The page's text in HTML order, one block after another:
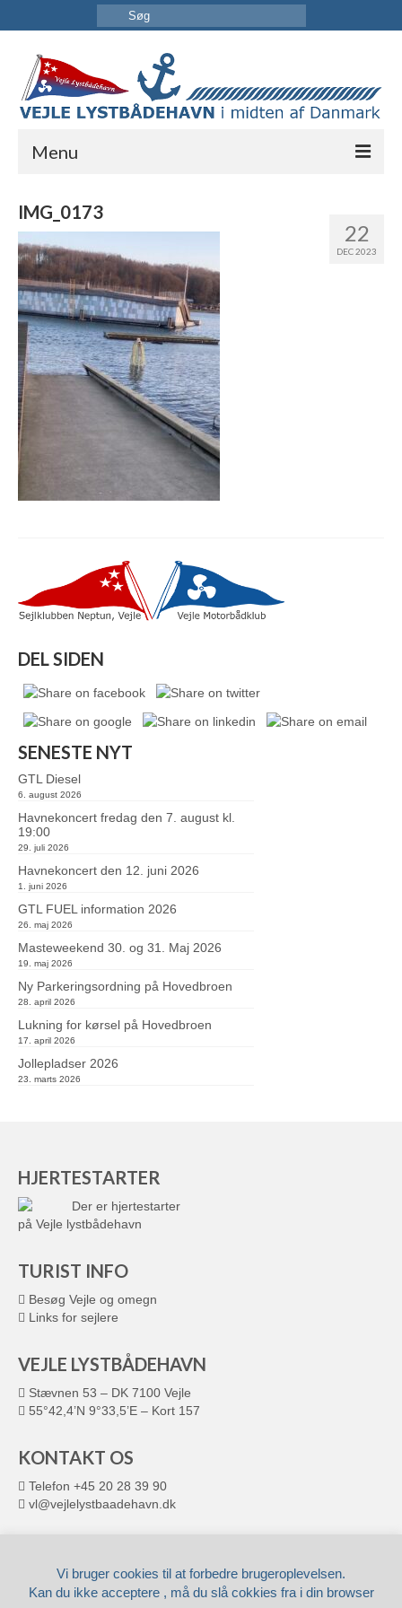
Menu
HAVNEN
INFORMATION
KONTAKT OS
22
DEC 2023
IMG_0173
DEL SIDEN
SENESTE NYT
GTL Diesel
6. august 2026
Havnekoncert fredag den 7. august kl.
19:00
29. juli 2026
Havnekoncert den 12. juni 2026
1. juni 2026
GTL FUEL information 2026
26. maj 2026
Masteweekend 30. og 31. Maj 2026
19. maj 2026
Ny Parkeringsordning på Hovedbroen
28. april 2026
Lukning for kørsel på Hovedbroen
17. april 2026
Jollepladser 2026
23. marts 2026
HJERTESTARTER
Der er hjertestarter
på Vejle lystbådehavn
TURIST INFO
Besøg Vejle og omegn
Links for sejlere
VEJLE LYSTBÅDEHAVN
Stævnen 53 – DK 7100 Vejle
55°42,4’N 9°33,5’E – Kort 157
KONTAKT OS
Telefon +45 20 28 39 90
vl@vejlelystbaadehavn.dk
Leveret afFronto.dk
Vi bruger cookies til at forbedre brugeroplevelsen.
Kan du ikke acceptere , må du slå cokkies fra i din browser